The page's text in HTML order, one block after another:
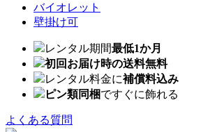
バイオレット
壁掛け可
レンタル期間最低1か月
初回お届け時の送料無料
レンタル料金に補償料込み
ピン類同梱ですぐに飾れる
よくある質問